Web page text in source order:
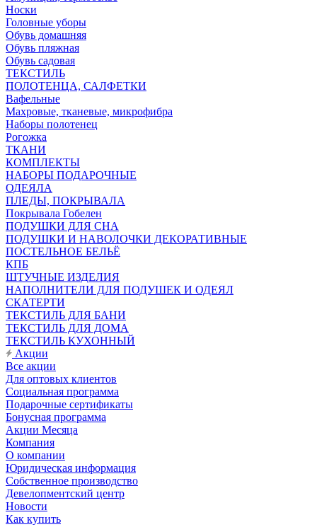
Носки
Головные уборы
Обувь домашняя
Обувь пляжная
Обувь садовая
ТЕКСТИЛЬ
ПОЛОТЕНЦА, САЛФЕТКИ
Вафельные
Махровые, тканевые, микрофибра
Наборы полотенец
Рогожка
ТКАНИ
КОМПЛЕКТЫ
НАБОРЫ ПОДАРОЧНЫЕ
ОДЕЯЛА
ПЛЕДЫ, ПОКРЫВАЛА
Покрывала Гобелен
ПОДУШКИ ДЛЯ СНА
ПОДУШКИ И НАВОЛОЧКИ ДЕКОРАТИВНЫЕ
ПОСТЕЛЬНОЕ БЕЛЬЁ
КПБ
ШТУЧНЫЕ ИЗДЕЛИЯ
НАПОЛНИТЕЛИ ДЛЯ ПОДУШЕК И ОДЕЯЛ
СКАТЕРТИ
ТЕКСТИЛЬ ДЛЯ БАНИ
ТЕКСТИЛЬ ДЛЯ ДОМА
ТЕКСТИЛЬ КУХОННЫЙ
Акции
Все акции
Для оптовых клиентов
Социальная программа
Подарочные сертификаты
Бонусная программа
Акции Месяца
Компания
О компании
Юридическая информация
Собственное производство
Девелопментский центр
Новости
Как купить